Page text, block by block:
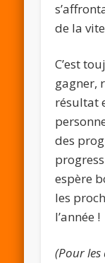
de la
C’est
gagner,
résultat
des
espère
les
l’année !
(Pour les